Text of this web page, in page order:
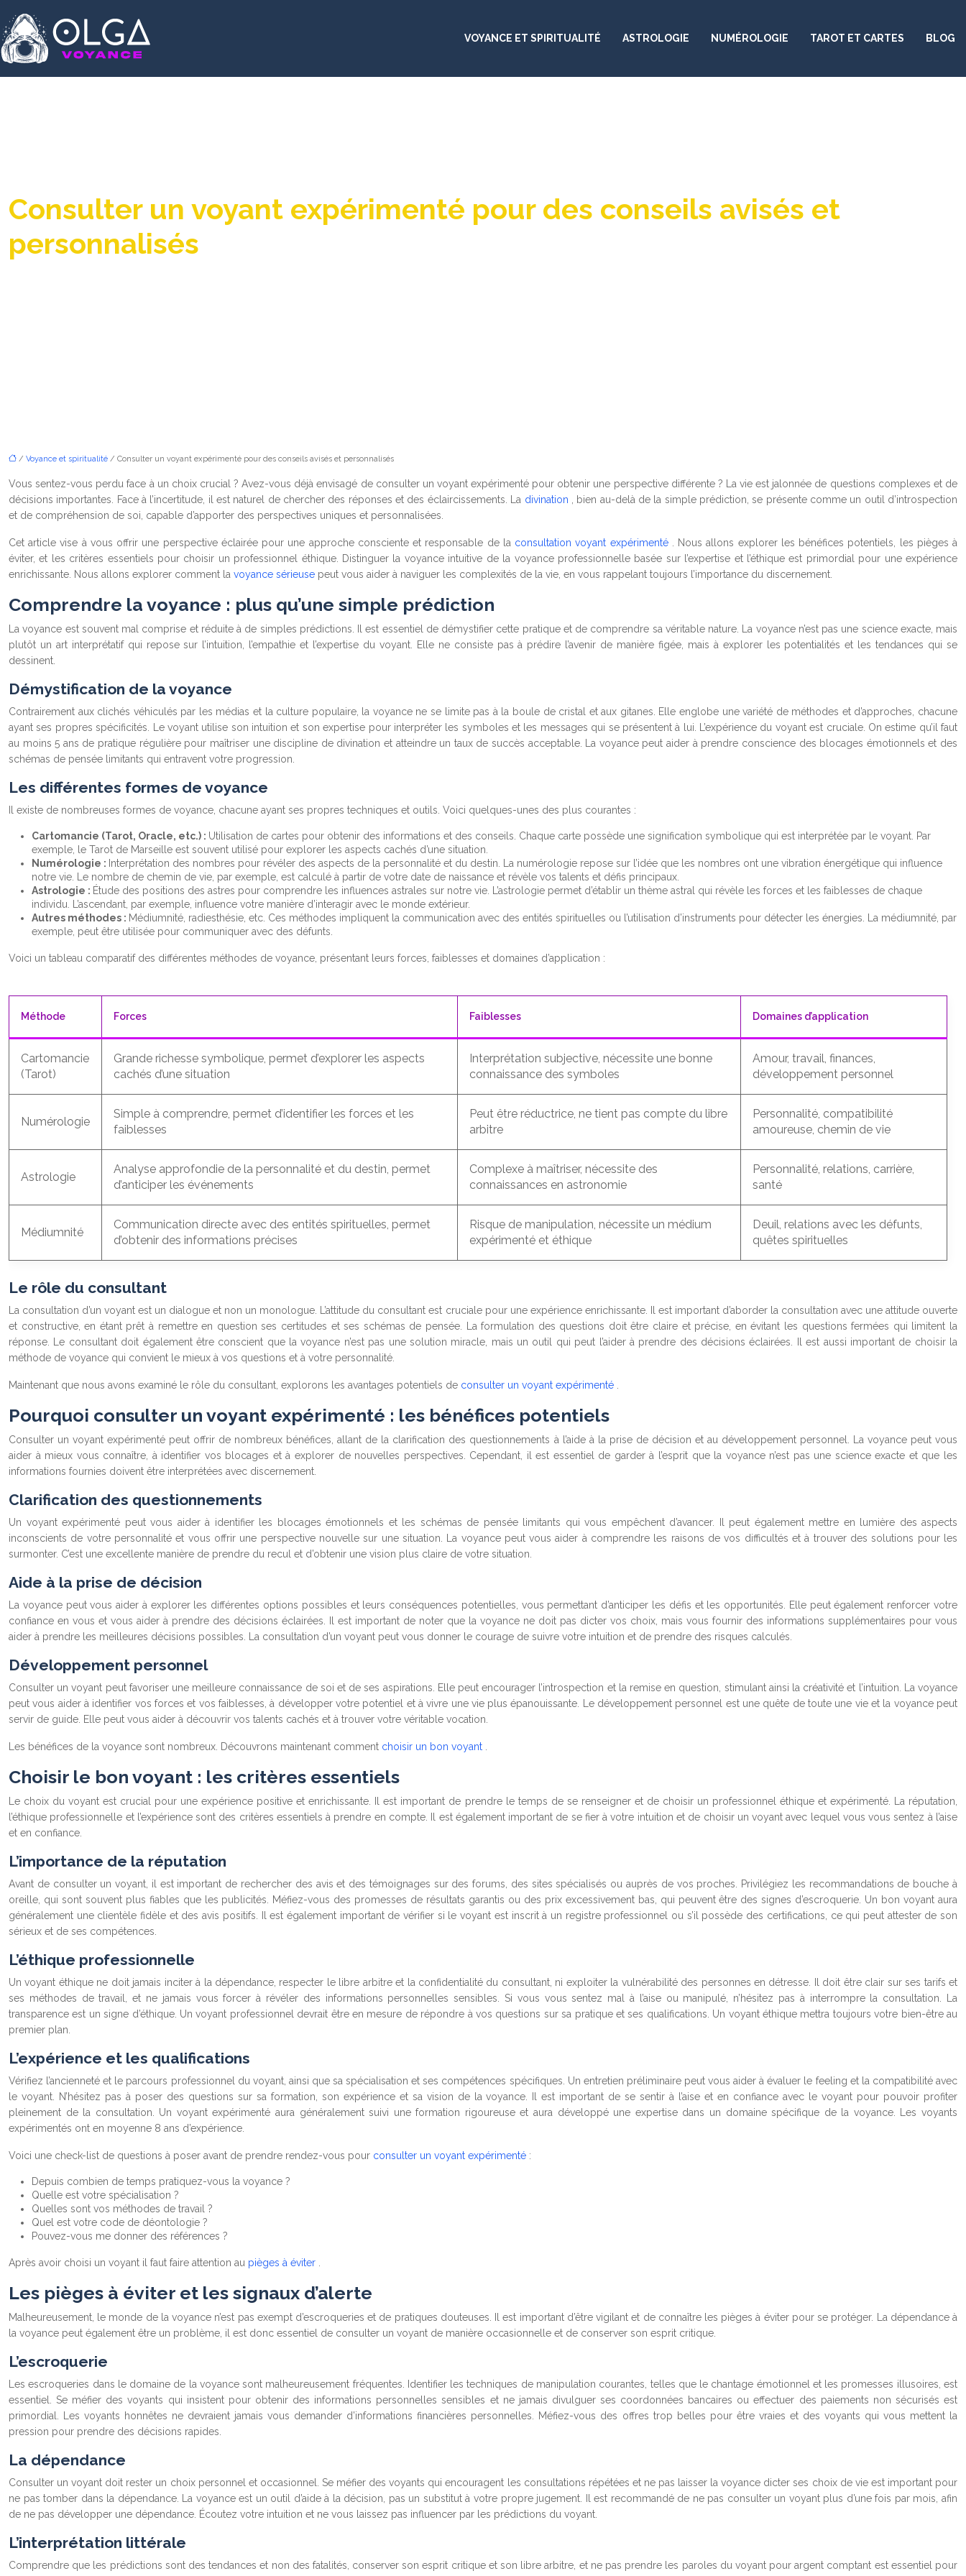
VOYANCE ET SPIRITUALITÉ ASTROLOGIE NUMÉROLOGIE TAROT ET CARTES BLOG
Consulter un voyant expérimenté pour des conseils avisés et
personnalisés
/ Voyance et spiritualité / Consulter un voyant expérimenté pour des conseils avisés et personnalisés
Vous sentez-vous perdu face à un choix crucial ? Avez-vous déjà envisagé de consulter un voyant expérimenté pour obtenir une perspective différente ? La vie est jalonnée de questions complexes et de
décisions importantes. Face à l’incertitude, il est naturel de chercher des réponses et des éclaircissements. La divination
, bien au-delà de la simple prédiction, se présente comme un outil d’introspection
et de compréhension de soi, capable d’apporter des perspectives uniques et personnalisées.
Cet article vise à vous offrir une perspective éclairée pour une approche consciente et responsable de la consultation voyant expérimenté
. Nous allons explorer les bénéfices potentiels, les pièges à
éviter, et les critères essentiels pour choisir un professionnel éthique. Distinguer la voyance intuitive de la voyance professionnelle basée sur l’expertise et l’éthique est primordial pour une expérience
enrichissante. Nous allons explorer comment la voyance sérieuse peut vous aider à naviguer les complexités de la vie, en vous rappelant toujours l’importance du discernement.
Comprendre la voyance : plus qu’une simple prédiction
La voyance est souvent mal comprise et réduite à de simples prédictions. Il est essentiel de démystifier cette pratique et de comprendre sa véritable nature. La voyance n’est pas une science exacte, mais
plutôt un art interprétatif qui repose sur l’intuition, l’empathie et l’expertise du voyant. Elle ne consiste pas à prédire l’avenir de manière figée, mais à explorer les potentialités et les tendances qui se
dessinent.
Démystification de la voyance
Contrairement aux clichés véhiculés par les médias et la culture populaire, la voyance ne se limite pas à la boule de cristal et aux gitanes. Elle englobe une variété de méthodes et d’approches, chacune
ayant ses propres spécificités. Le voyant utilise son intuition et son expertise pour interpréter les symboles et les messages qui se présentent à lui. L’expérience du voyant est cruciale. On estime qu’il faut
au moins 5 ans de pratique régulière pour maîtriser une discipline de divination et atteindre un taux de succès acceptable. La voyance peut aider à prendre conscience des blocages émotionnels et des
schémas de pensée limitants qui entravent votre progression.
Les différentes formes de voyance
Il existe de nombreuses formes de voyance, chacune ayant ses propres techniques et outils. Voici quelques-unes des plus courantes :
Cartomancie (Tarot, Oracle, etc.) : Utilisation de cartes pour obtenir des informations et des conseils. Chaque carte possède une signification symbolique qui est interprétée par le voyant. Par
exemple, le Tarot de Marseille est souvent utilisé pour explorer les aspects cachés d’une situation.
Numérologie : Interprétation des nombres pour révéler des aspects de la personnalité et du destin. La numérologie repose sur l’idée que les nombres ont une vibration énergétique qui influence
notre vie. Le nombre de chemin de vie, par exemple, est calculé à partir de votre date de naissance et révèle vos talents et défis principaux.
Astrologie : Étude des positions des astres pour comprendre les influences astrales sur notre vie. L’astrologie permet d’établir un thème astral qui révèle les forces et les faiblesses de chaque
individu. L’ascendant, par exemple, influence votre manière d’interagir avec le monde extérieur.
Autres méthodes : Médiumnité, radiesthésie, etc. Ces méthodes impliquent la communication avec des entités spirituelles ou l’utilisation d’instruments pour détecter les énergies. La médiumnité, par
exemple, peut être utilisée pour communiquer avec des défunts.
Voici un tableau comparatif des différentes méthodes de voyance, présentant leurs forces, faiblesses et domaines d’application :
Méthode Forces Faiblesses Domaines d’application
Cartomancie
(Tarot)
Grande richesse symbolique, permet d’explorer les aspects
cachés d’une situation
Interprétation subjective, nécessite une bonne
connaissance des symboles
Amour, travail, finances,
développement personnel
Numérologie
Simple à comprendre, permet d’identifier les forces et les
faiblesses
Peut être réductrice, ne tient pas compte du libre
arbitre
Personnalité, compatibilité
amoureuse, chemin de vie
Astrologie
Analyse approfondie de la personnalité et du destin, permet
d’anticiper les événements
Complexe à maîtriser, nécessite des
connaissances en astronomie
Personnalité, relations, carrière,
santé
Médiumnité
Communication directe avec des entités spirituelles, permet
d’obtenir des informations précises
Risque de manipulation, nécessite un médium
expérimenté et éthique
Deuil, relations avec les défunts,
quêtes spirituelles
Le rôle du consultant
La consultation d’un voyant est un dialogue et non un monologue. L’attitude du consultant est cruciale pour une expérience enrichissante. Il est important d’aborder la consultation avec une attitude ouverte
et constructive, en étant prêt à remettre en question ses certitudes et ses schémas de pensée. La formulation des questions doit être claire et précise, en évitant les questions fermées qui limitent la
réponse. Le consultant doit également être conscient que la voyance n’est pas une solution miracle, mais un outil qui peut l’aider à prendre des décisions éclairées. Il est aussi important de choisir la
méthode de voyance qui convient le mieux à vos questions et à votre personnalité.
Maintenant que nous avons examiné le rôle du consultant, explorons les avantages potentiels de consulter un voyant expérimenté
Pourquoi consulter un voyant expérimenté : les bénéfices potentiels
Consulter un voyant expérimenté peut offrir de nombreux bénéfices, allant de la clarification des questionnements à l’aide à la prise de décision et au développement personnel. La voyance peut vous
aider à mieux vous connaître, à identifier vos blocages et à explorer de nouvelles perspectives. Cependant, il est essentiel de garder à l’esprit que la voyance n’est pas une science exacte et que les
informations fournies doivent être interprétées avec discernement.
Clarification des questionnements
Un voyant expérimenté peut vous aider à identifier les blocages émotionnels et les schémas de pensée limitants qui vous empêchent d’avancer. Il peut également mettre en lumière des aspects
inconscients de votre personnalité et vous offrir une perspective nouvelle sur une situation. La voyance peut vous aider à comprendre les raisons de vos difficultés et à trouver des solutions pour les
surmonter. C’est une excellente manière de prendre du recul et d’obtenir une vision plus claire de votre situation.
Aide à la prise de décision
La voyance peut vous aider à explorer les différentes options possibles et leurs conséquences potentielles, vous permettant d’anticiper les défis et les opportunités. Elle peut également renforcer votre
confiance en vous et vous aider à prendre des décisions éclairées. Il est important de noter que la voyance ne doit pas dicter vos choix, mais vous fournir des informations supplémentaires pour vous
aider à prendre les meilleures décisions possibles. La consultation d’un voyant peut vous donner le courage de suivre votre intuition et de prendre des risques calculés.
Développement personnel
Consulter un voyant peut favoriser une meilleure connaissance de soi et de ses aspirations. Elle peut encourager l’introspection et la remise en question, stimulant ainsi la créativité et l’intuition. La voyance
peut vous aider à identifier vos forces et vos faiblesses, à développer votre potentiel et à vivre une vie plus épanouissante. Le développement personnel est une quête de toute une vie et la voyance peut
servir de guide. Elle peut vous aider à découvrir vos talents cachés et à trouver votre véritable vocation.
Les bénéfices de la voyance sont nombreux. Découvrons maintenant comment choisir un bon voyant
Choisir le bon voyant : les critères essentiels
Le choix du voyant est crucial pour une expérience positive et enrichissante. Il est important de prendre le temps de se renseigner et de choisir un professionnel éthique et expérimenté. La réputation,
l’éthique professionnelle et l’expérience sont des critères essentiels à prendre en compte. Il est également important de se fier à votre intuition et de choisir un voyant avec lequel vous vous sentez à l’aise
et en confiance.
L’importance de la réputation
Avant de consulter un voyant, il est important de rechercher des avis et des témoignages sur des forums, des sites spécialisés ou auprès de vos proches. Privilégiez les recommandations de bouche à
oreille, qui sont souvent plus fiables que les publicités. Méfiez-vous des promesses de résultats garantis ou des prix excessivement bas, qui peuvent être des signes d’escroquerie. Un bon voyant aura
généralement une clientèle fidèle et des avis positifs. Il est également important de vérifier si le voyant est inscrit à un registre professionnel ou s’il possède des certifications, ce qui peut attester de son
sérieux et de ses compétences.
L’éthique professionnelle
Un voyant éthique ne doit jamais inciter à la dépendance, respecter le libre arbitre et la confidentialité du consultant, ni exploiter la vulnérabilité des personnes en détresse. Il doit être clair sur ses tarifs et
ses méthodes de travail, et ne jamais vous forcer à révéler des informations personnelles sensibles. Si vous vous sentez mal à l’aise ou manipulé, n’hésitez pas à interrompre la consultation. La
transparence est un signe d’éthique. Un voyant professionnel devrait être en mesure de répondre à vos questions sur sa pratique et ses qualifications. Un voyant éthique mettra toujours votre bien-être au
premier plan.
L’expérience et les qualifications
Vérifiez l’ancienneté et le parcours professionnel du voyant, ainsi que sa spécialisation et ses compétences spécifiques. Un entretien préliminaire peut vous aider à évaluer le feeling et la compatibilité avec
le voyant. N’hésitez pas à poser des questions sur sa formation, son expérience et sa vision de la voyance. Il est important de se sentir à l’aise et en confiance avec le voyant pour pouvoir profiter
pleinement de la consultation. Un voyant expérimenté aura généralement suivi une formation rigoureuse et aura développé une expertise dans un domaine spécifique de la voyance. Les voyants
expérimentés ont en moyenne 8 ans d’expérience.
Voici une check-list de questions à poser avant de prendre rendez-vous pour consulter un voyant expérimenté :
Depuis combien de temps pratiquez-vous la voyance ?
Quelle est votre spécialisation ?
Quelles sont vos méthodes de travail ?
Quel est votre code de déontologie ?
Pouvez-vous me donner des références ?
Après avoir choisi un voyant il faut faire attention au pièges à éviter
Les pièges à éviter et les signaux d’alerte
Malheureusement, le monde de la voyance n’est pas exempt d’escroqueries et de pratiques douteuses. Il est important d’être vigilant et de connaître les pièges à éviter pour se protéger. La dépendance à
la voyance peut également être un problème, il est donc essentiel de consulter un voyant de manière occasionnelle et de conserver son esprit critique.
L’escroquerie
Les escroqueries dans le domaine de la voyance sont malheureusement fréquentes. Identifier les techniques de manipulation courantes, telles que le chantage émotionnel et les promesses illusoires, est
essentiel. Se méfier des voyants qui insistent pour obtenir des informations personnelles sensibles et ne jamais divulguer ses coordonnées bancaires ou effectuer des paiements non sécurisés est
primordial. Les voyants honnêtes ne devraient jamais vous demander d’informations financières personnelles. Méfiez-vous des offres trop belles pour être vraies et des voyants qui vous mettent la
pression pour prendre des décisions rapides.
La dépendance
Consulter un voyant doit rester un choix personnel et occasionnel. Se méfier des voyants qui encouragent les consultations répétées et ne pas laisser la voyance dicter ses choix de vie est important pour
ne pas tomber dans la dépendance. La voyance est un outil d’aide à la décision, pas un substitut à votre propre jugement. Il est recommandé de ne pas consulter un voyant plus d’une fois par mois, afin
de ne pas développer une dépendance. Écoutez votre intuition et ne vous laissez pas influencer par les prédictions du voyant.
L’interprétation littérale
Comprendre que les prédictions sont des tendances et non des fatalités, conserver son esprit critique et son libre arbitre, et ne pas prendre les paroles du voyant pour argent comptant est essentiel pour